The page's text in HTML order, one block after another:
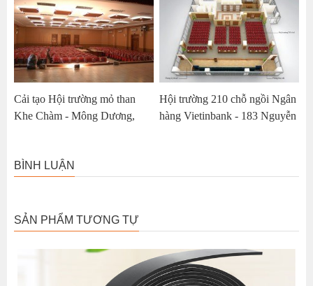
Cải tạo Hội trường mỏ than
Khe Chàm - Mông Dương,
Hội trường 210 chỗ ngồi Ngân
hàng Vietinbank - 183 Nguyễn
BÌNH LUẬN
SẢN PHẨM TƯƠNG TỰ